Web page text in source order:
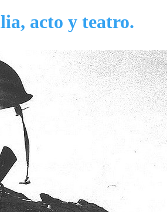
acto y teatro.